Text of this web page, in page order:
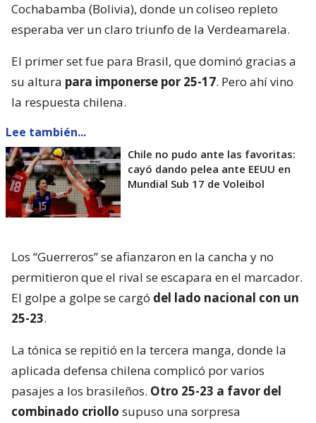
Cochabamba (Bolivia), donde un coliseo repleto
esperaba ver un claro triunfo de la Verdeamarela.
El primer set fue para Brasil, que dominó gracias a
su altura para imponerse por 25-17. Pero ahí vino
la respuesta chilena.
Lee también...
Chile no pudo ante las favoritas:
cayó dando pelea ante EEUU en
Mundial Sub 17 de Voleibol
Los “Guerreros” se afianzaron en la cancha y no
permitieron que el rival se escapara en el marcador.
El golpe a golpe se cargó del lado nacional con un
25-23.
La tónica se repitió en la tercera manga, donde la
aplicada defensa chilena complicó por varios
pasajes a los brasileños. Otro 25-23 a favor del
combinado criollo supuso una sorpresa